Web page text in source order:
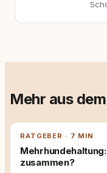
Mehr aus
RATGEBER · 7 MIN
zusammen?